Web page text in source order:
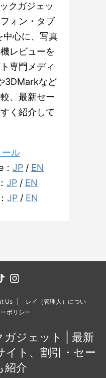
クガジェッ
ォン・タブ
中心に、写真
レビューを
専門メディ
3DMarkなど
、最新セー
く紹介して
ル
JP / EN
JP / EN
JP / EN
Us
レイ（管理人）につい
ポリシー
ジェット | 最新
イト、割引・セー
紹介